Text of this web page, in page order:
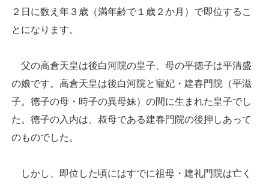
２日に数え年３歳（満年齢で１歳２か月）で即位するこ
とになります。
父の高倉天皇は後白河院の皇子、母の平徳子は平清盛
の娘です。高倉天皇は後白河院と寵妃・建春門院（平滋
子。徳子の母・時子の異母妹）の間に生まれた皇子でし
た。徳子の入内は、叔母である建春門院の後押しあって
のものでした。
しかし、即位した頃にはすでに祖母・建礼門院は亡く